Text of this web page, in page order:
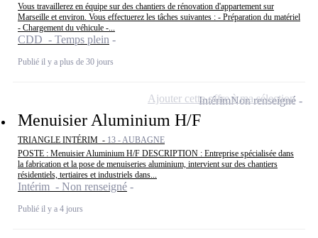
Vous travaillerez en équipe sur des chantiers de rénovation d'appartement sur
Marseille et environ. Vous effectuerez les tâches suivantes : - Préparation du matériel
- Chargement du véhicule -...
CDD - Temps plein
Publié il y a plus de 30 jours
Menuisier Aluminium H/F
TRIANGLE INTÉRIM - 13 - AUBAGNE
POSTE : Menuisier Aluminium H/F DESCRIPTION : Entreprise spécialisée dans
la fabrication et la pose de menuiseries aluminium, intervient sur des chantiers
résidentiels, tertiaires et industriels dans...
Intérim - Non renseigné
Publié il y a 4 jours
IntérimNon renseigné
Ajouter cette offre à ma sélection